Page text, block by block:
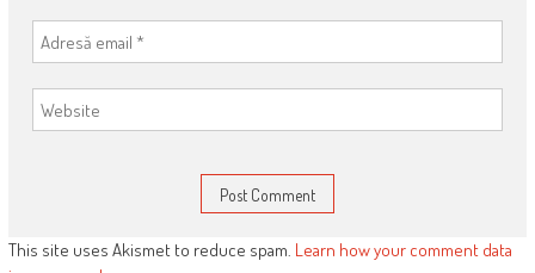
This site uses Akismet to reduce spam. Learn how your comment data